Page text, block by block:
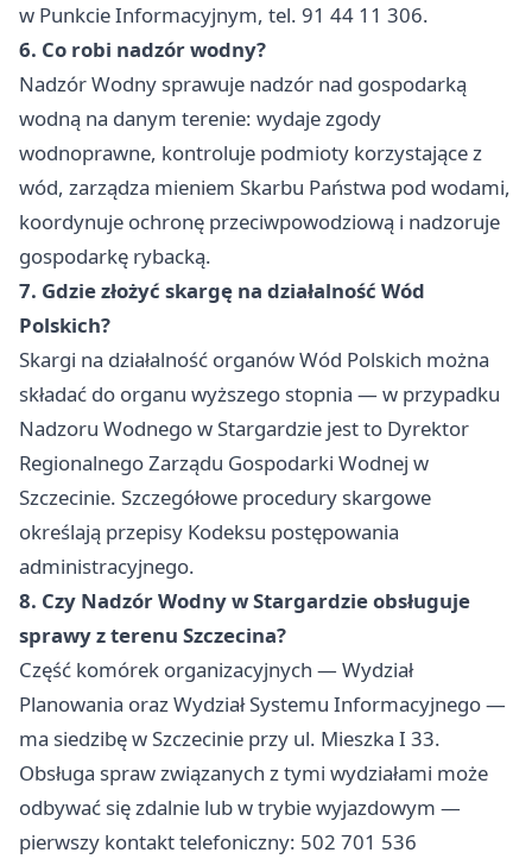
w Punkcie Informacyjnym, tel. 91 44 11 306.
6. Co robi nadzór wodny?
Nadzór Wodny sprawuje nadzór nad gospodarką
wodną na danym terenie: wydaje zgody
wodnoprawne, kontroluje podmioty korzystające z
wód, zarządza mieniem Skarbu Państwa pod wodami,
koordynuje ochronę przeciwpowodziową i nadzoruje
gospodarkę rybacką.
7. Gdzie złożyć skargę na działalność Wód
Polskich?
Skargi na działalność organów Wód Polskich można
składać do organu wyższego stopnia — w przypadku
Nadzoru Wodnego w Stargardzie jest to Dyrektor
Regionalnego Zarządu Gospodarki Wodnej w
Szczecinie. Szczegółowe procedury skargowe
określają przepisy Kodeksu postępowania
administracyjnego.
8. Czy Nadzór Wodny w Stargardzie obsługuje
sprawy z terenu Szczecina?
Część komórek organizacyjnych — Wydział
Planowania oraz Wydział Systemu Informacyjnego —
ma siedzibę w Szczecinie przy ul. Mieszka I 33.
Obsługa spraw związanych z tymi wydziałami może
odbywać się zdalnie lub w trybie wyjazdowym —
pierwszy kontakt telefoniczny: 502 701 536